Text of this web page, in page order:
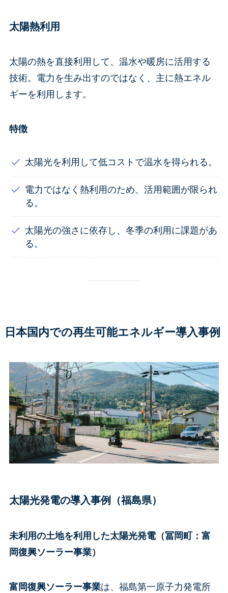
太陽熱利用
太陽の熱を直接利用して、温水や暖房に活用する
技術。電力を生み出すのではなく、主に熱エネル
ギーを利用します。
特徴
太陽光を利用して低コストで温水を得られる。
電力ではなく熱利用のため、活用範囲が限られ
る。
太陽光の強さに依存し、冬季の利用に課題があ
る。
日本国内での再生可能エネルギー導入事例
太陽光発電の導入事例（福島県）
未利用の土地を利用した太陽光発電（冨岡町：富
岡復興ソーラー事業）
富岡復興ソーラー事業は、福島第一原子力発電所